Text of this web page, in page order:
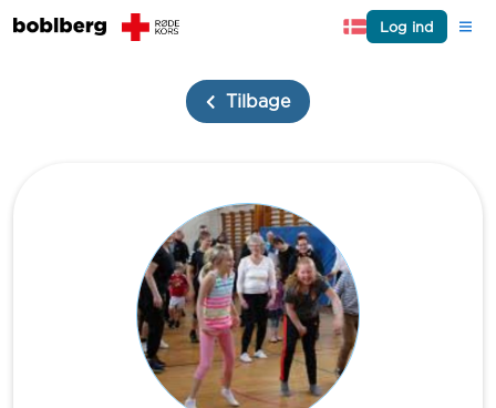
Log ind
Tilbage